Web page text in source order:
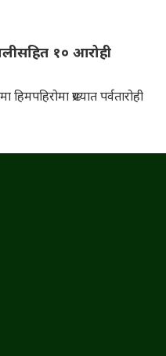
१० आरोही
प्रख्यात पर्वतारोही